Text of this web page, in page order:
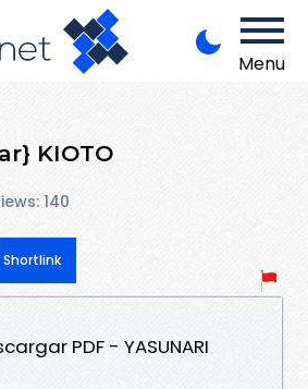
Menu
KIOTO
140
PDF - YASUNARI